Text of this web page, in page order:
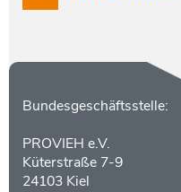
Kontakt
Bundesgeschäftsstelle:
PROVIEH e.V.
Küterstraße 7-9
24103 Kiel